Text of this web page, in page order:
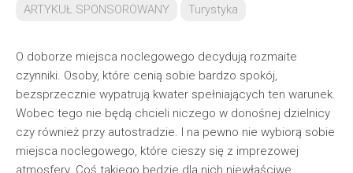
ARTYKUŁ SPONSOROWANY
Turystyka
O doborze miejsca noclegowego decydują rozmaite
czynniki. Osoby, które cenią sobie bardzo spokój,
bezsprzecznie wypatrują kwater spełniających ten warunek.
Wobec tego nie będą chcieli niczego w donośnej dzielnicy
czy również przy autostradzie. I na pewno nie wybiorą sobie
miejsca noclegowego, które cieszy się z imprezowej
atmosfery. Coś takiego będzie dla nich niewłaściwe.